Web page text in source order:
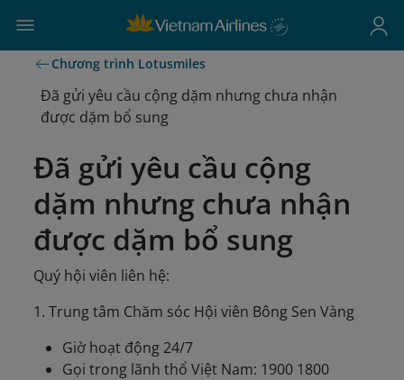
Chương trình Lotusmiles
Đã gửi yêu cầu cộng dặm nhưng chưa nhận
được dặm bổ sung
Đã gửi yêu cầu cộng
dặm nhưng chưa nhận
được dặm bổ sung
Quý hội viên liên hệ:
1. Trung tâm Chăm sóc Hội viên Bông Sen Vàng
Giờ hoạt động 24/7
Gọi trong lãnh thổ Việt Nam: 1900 1800